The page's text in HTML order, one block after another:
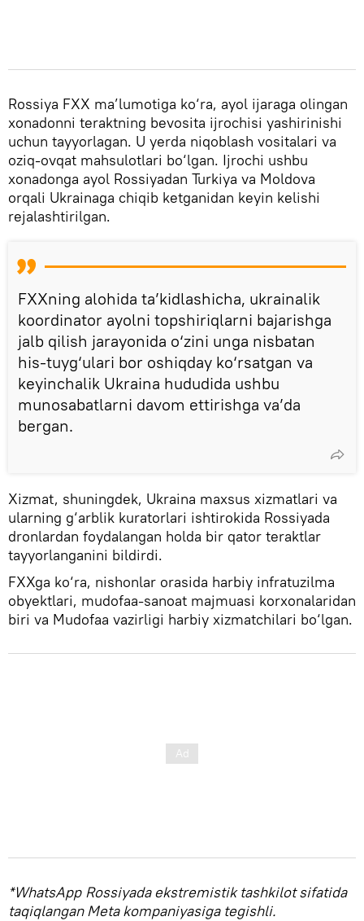
Rossiya FXX ma’lumotiga ko‘ra, ayol ijaraga olingan
xonadonni teraktning bevosita ijrochisi yashirinishi
uchun tayyorlagan. U yerda niqoblash vositalari va
oziq-ovqat mahsulotlari bo‘lgan. Ijrochi ushbu
xonadonga ayol Rossiyadan Turkiya va Moldova
orqali Ukrainaga chiqib ketganidan keyin kelishi
rejalashtirilgan.
FXXning alohida ta’kidlashicha, ukrainalik
koordinator ayolni topshiriqlarni bajarishga
jalb qilish jarayonida o‘zini unga nisbatan
his-tuyg‘ulari bor oshiqday ko‘rsatgan va
keyinchalik Ukraina hududida ushbu
munosabatlarni davom ettirishga va’da
bergan.
Xizmat, shuningdek, Ukraina maxsus xizmatlari va
ularning g‘arblik kuratorlari ishtirokida Rossiyada
dronlardan foydalangan holda bir qator teraktlar
tayyorlanganini bildirdi.
FXXga ko‘ra, nishonlar orasida harbiy infratuzilma
obyektlari, mudofaa-sanoat majmuasi korxonalaridan
biri va Mudofaa vazirligi harbiy xizmatchilari bo‘lgan.
*WhatsApp Rossiyada ekstremistik tashkilot sifatida
taqiqlangan Meta kompaniyasiga tegishli.